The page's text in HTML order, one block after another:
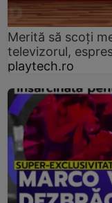
Merită să scoți
televizorul,
playtech.ro